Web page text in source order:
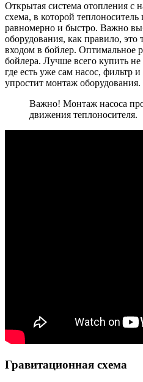
Открытая система отопления с
схема, в которой теплоноситель
равномерно и быстро. Важно
оборудования, как правило, это
входом в бойлер. Оптимальное
бойлера. Лучше всего купить не
где есть уже сам насос, фильтр
упростит монтаж оборудования.
Важно! Монтаж насоса
движения теплоносителя.
Гравитационная схема